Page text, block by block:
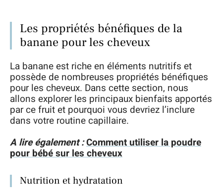
Les propriétés bénéfiques de la
banane pour les cheveux
La banane est riche en éléments nutritifs et
possède de nombreuses propriétés bénéfiques
pour les cheveux. Dans cette section, nous
allons explorer les principaux bienfaits apportés
par ce fruit et pourquoi vous devriez l’inclure
dans votre routine capillaire.
A lire également :Comment utiliser la poudre
pour bébé sur les cheveux
Nutrition et hydratation